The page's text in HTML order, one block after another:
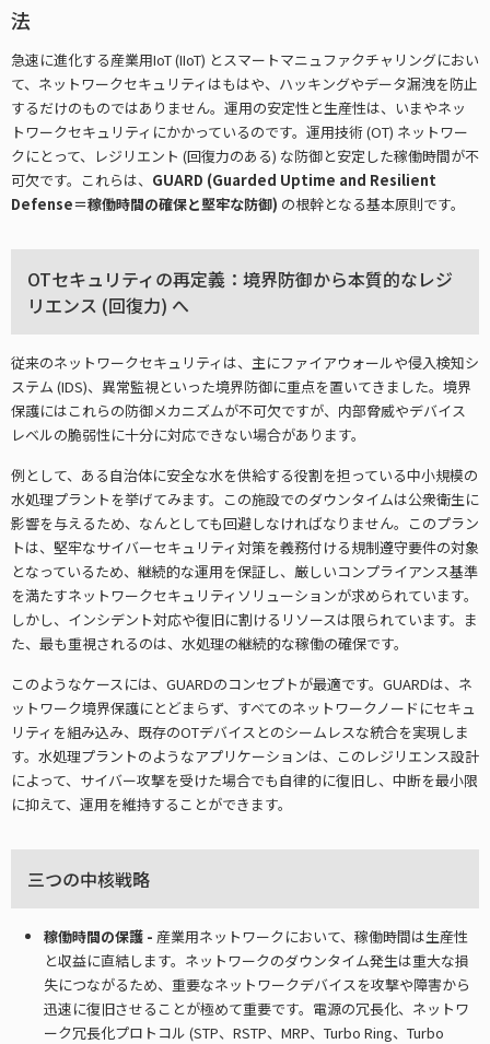
法
急速に進化する産業用IoT (IIoT) とスマートマニュファクチャリングにおい
て、ネットワークセキュリティはもはや、ハッキングやデータ漏洩を防止
するだけのものではありません。運用の安定性と生産性は、いまやネッ
トワークセキュリティにかかっているのです。運用技術 (OT) ネットワー
クにとって、レジリエント (回復力のある) な防御と安定した稼働時間が不
可欠です。これらは、 GUARD (Guarded Uptime and Resilient
Defense＝稼働時間の確保と堅牢な防御) の根幹となる基本原則です。
OTセキュリティの再定義：境界防御から本質的なレジ
リエンス (回復力) へ
従来のネットワークセキュリティは、主にファイアウォールや侵入検知シ
ステム (IDS)、異常監視といった境界防御に重点を置いてきました。境界
保護にはこれらの防御メカニズムが不可欠ですが、内部脅威やデバイス
レベルの脆弱性に十分に対応できない場合があります。
例として、ある自治体に安全な水を供給する役割を担っている中小規模の
水処理プラントを挙げてみます。この施設でのダウンタイムは公衆衛生に
影響を与えるため、なんとしても回避しなければなりません。このプラン
トは、堅牢なサイバーセキュリティ対策を義務付ける規制遵守要件の対象
となっているため、継続的な運用を保証し、厳しいコンプライアンス基準
を満たすネットワークセキュリティソリューションが求められています。
しかし、インシデント対応や復旧に割けるリソースは限られています。ま
た、最も重視されるのは、水処理の継続的な稼働の確保です。
このようなケースには、GUARDのコンセプトが最適です。GUARDは、ネ
ットワーク境界保護にとどまらず、すべてのネットワークノードにセキュ
リティを組み込み、既存のOTデバイスとのシームレスな統合を実現しま
す。水処理プラントのようなアプリケーションは、このレジリエンス設計
によって、サイバー攻撃を受けた場合でも自律的に復旧し、中断を最小限
に抑えて、運用を維持することができます。
三つの中核戦略
稼働時間の保護 - 産業用ネットワークにおいて、稼働時間は生産性
と収益に直結します。ネットワークのダウンタイム発生は重大な損
失につながるため、重要なネットワークデバイスを攻撃や障害から
迅速に復旧させることが極めて重要です。電源の冗長化、ネットワ
ーク冗長化プロトコル (STP、RSTP、MRP、Turbo Ring、Turbo